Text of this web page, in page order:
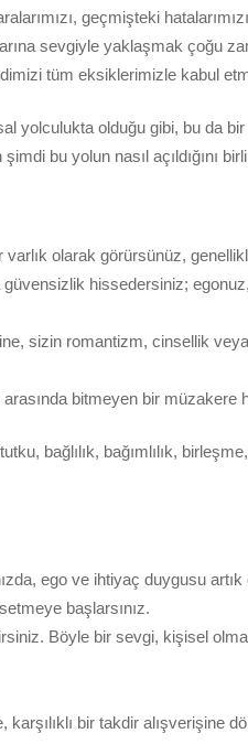
geçmişteki
sevgiyle yaklaşmak çoğu
tüm eksiklerimizle kabul
yolculukta olduğu gibi, bu da
bu yolun nasıl açıldığını
olarak görürsünüz,
güvensizlik hissedersiniz;
sizin romantizm, cinsellik
bitmeyen bir müzakere
tutku, bağlılık, bağımlılık,
ego ve ihtiyaç duygusu
başlarsınız.
Böyle bir sevgi, kişisel
bir takdir alışverişine